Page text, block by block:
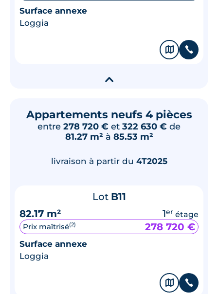
Surface annexe
Loggia
🗞 📞
▾
Appartements neufs 4 pièces
entre 278 720 € et 322 630 € de
81.27 m² à 85.53 m²
livraison à partir du 4T2025
Lot B11
82.17 m²
1er étage
Prix maîtrisé(2) 278 720 €
Surface annexe
Loggia
🗞 📞